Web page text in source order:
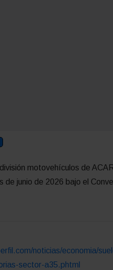
motovehículos de
de junio de 2026 bajo el
noticias/economia/
sector-a35.phtml